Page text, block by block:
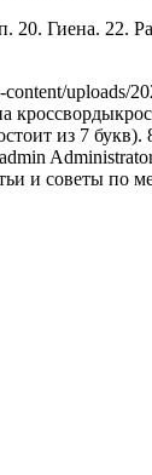
Гиена. 22.
uploads/
кроссворды
из 7 букв).
admin